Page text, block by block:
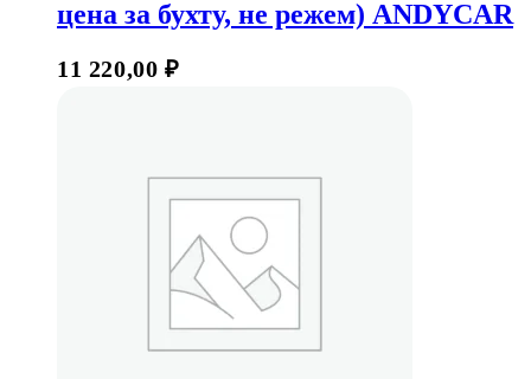
цена за бухту, не режем) ANDYCAR
11 220,00 ₽